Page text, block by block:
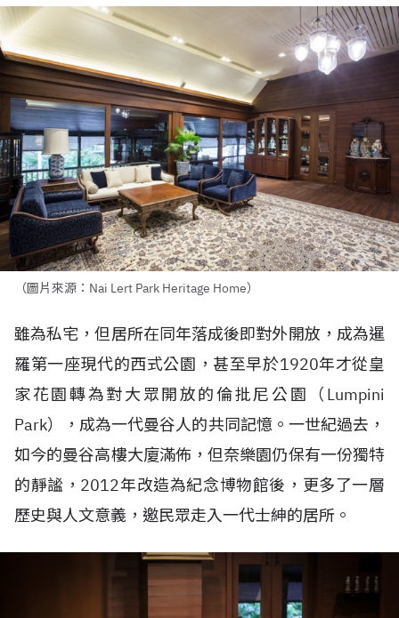
（圖片來源：Nai Lert Park Heritage Home）
雖為私宅，但居所在同年落成後即對外開放，成為暹
羅第一座現代的西式公園，甚至早於1920年才從皇
家花園轉為對大眾開放的倫批尼公園（Lumpini
Park），成為一代曼谷人的共同記憶。一世紀過去，
如今的曼谷高樓大廈滿佈，但奈樂園仍保有一份獨特
的靜謐，2012年改造為紀念博物館後，更多了一層
歷史與人文意義，邀民眾走入一代士紳的居所。